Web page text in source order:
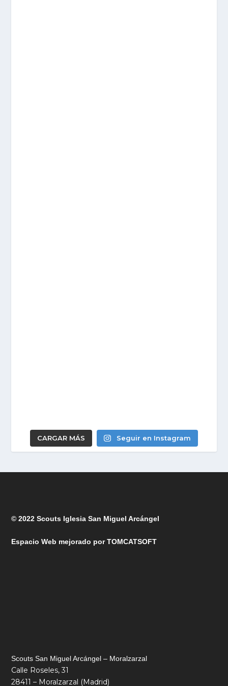
CARGAR MÁS Seguir en Instagram
© 2022 Scouts Iglesia San Miguel Arcángel
Espacio Web mejorado porTOMCATSOFT
Scouts San Miguel Arcángel – Moralzarzal
Calle Roseles, 31
28411 – Moralzarzal (Madrid)